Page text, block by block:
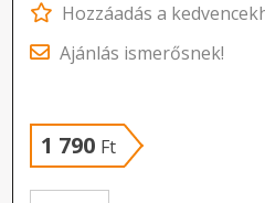
Hozzáadás a
Ajánlás ismerősnek!
1 790 Ft